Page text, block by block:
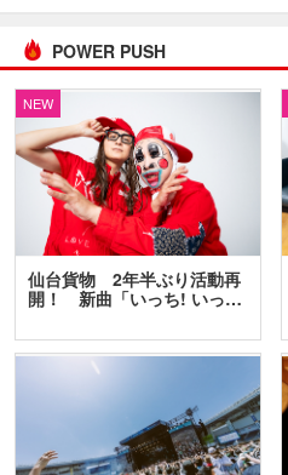
POWER PUSH
NEW
仙台貨物 2年半ぶり活動再
開！ 新曲「いっち! いっ…